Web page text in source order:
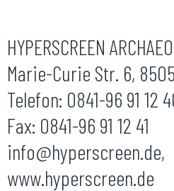
HYPERSCREEN
Marie-Curie Str. 6,
Telefon: 0841-96 91 12
Fax: 0841-96 91 12 41
info@hyperscreen.de,
www.hyperscreen.de